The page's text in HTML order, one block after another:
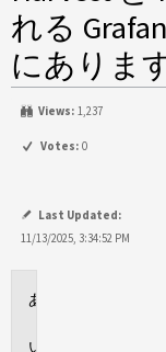
れる
にありま
Views: 1,237
Votes: 0
Last Updated:
11/13/2025, 3:34:52 PM